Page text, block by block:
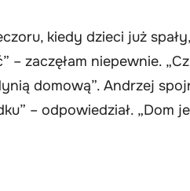
kiedy dzieci już
– zaczęłam niepewnie.
domową”. Andrzej
– odpowiedział. „Dom